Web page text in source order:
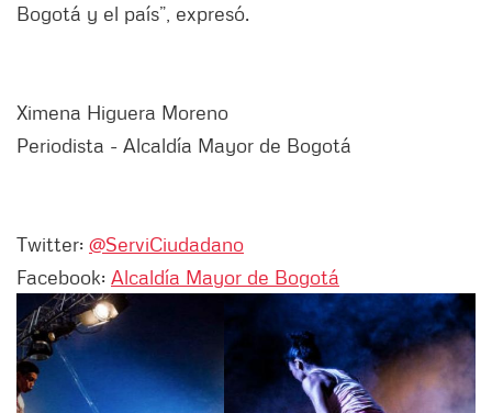
Bogotá y el país”, expresó.
Ximena Higuera Moreno
Periodista - Alcaldía Mayor de Bogotá
Twitter: @ServiCiudadano
Facebook: Alcaldía Mayor de Bogotá
Siguiente